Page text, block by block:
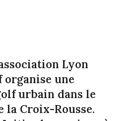
Lyon
organise une
urbain dans le
la Croix-Rousse.